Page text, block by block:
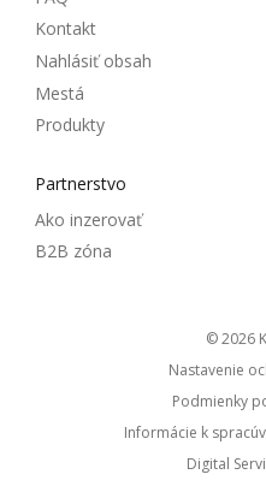
Kontakt
Nahlásiť obsah
Mestá
Produkty
Partnerstvo
Ako inzerovať
B2B zóna
© 2026
Nastavenie
Podmienky
Informácie k
Digital